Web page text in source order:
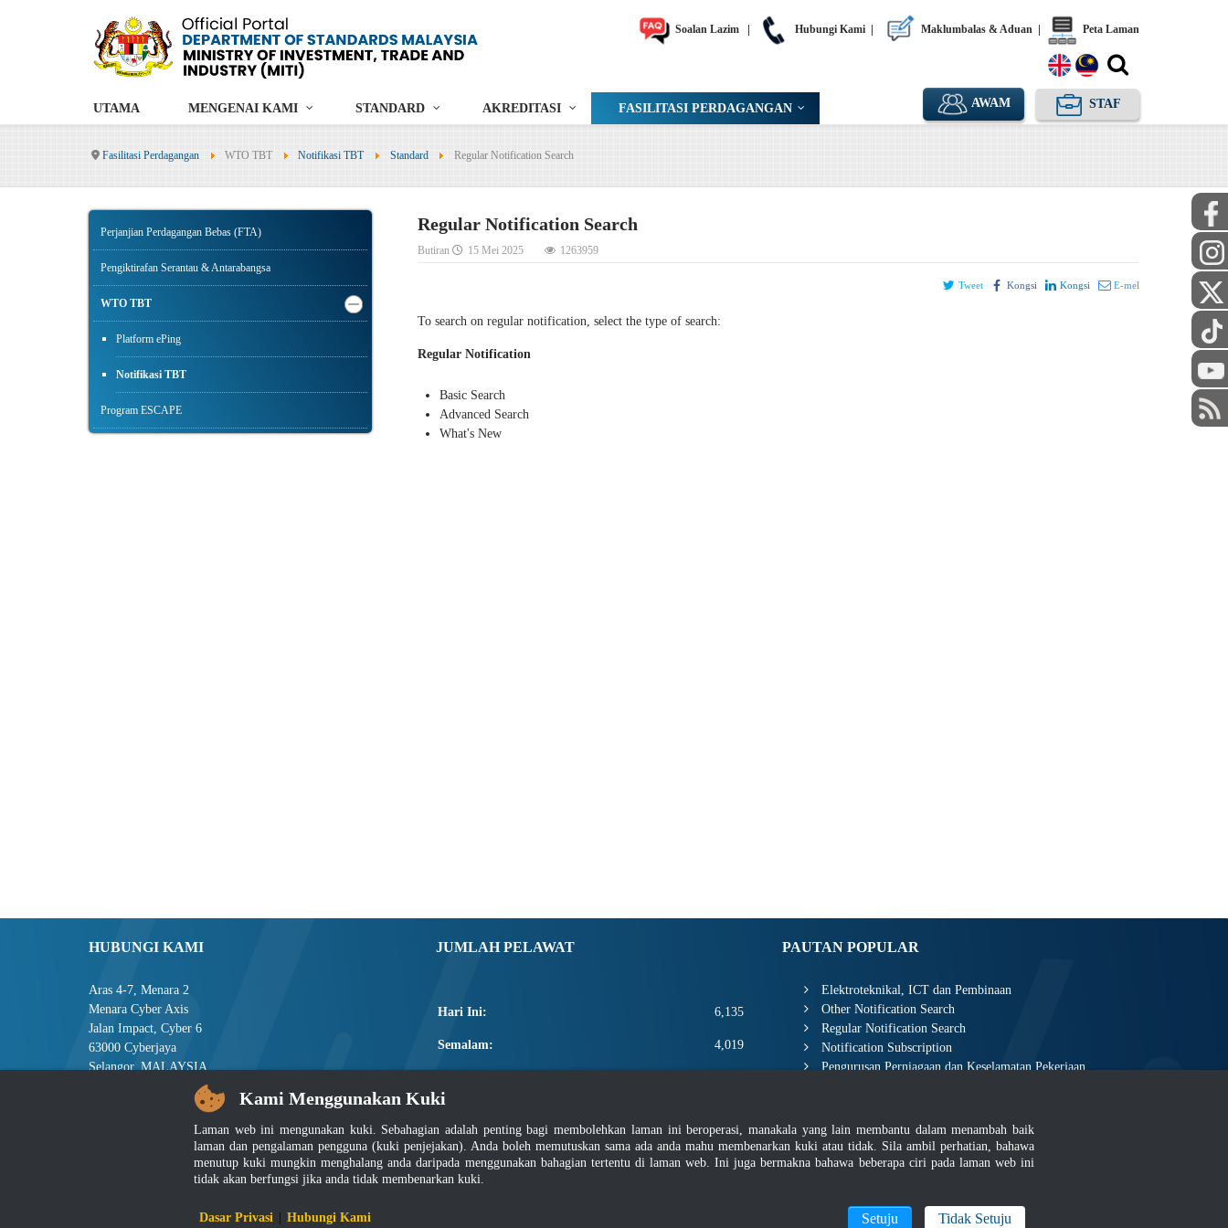
Soalan Lazim Hubungi Kami Maklumbalas & Aduan Peta Laman
UTAMA MENGENAI KAMI STANDARD AKREDITASI FASILITASI PERDAGANGAN AWAM STAF
Fasilitasi Perdagangan WTO TBT Notifikasi TBT Standard Regular Notification Search
Perjanjian Perdagangan Bebas (FTA)
Pengiktirafan Serantau & Antarabangsa
WTO TBT
Platform ePing
Notifikasi TBT
Program ESCAPE
Regular Notification Search
Butiran 15 Mei 2025 1263959
Tweet Kongsi Kongsi E-mel
To search on regular notification, select the type of search:
Regular Notification
Basic Search
Advanced Search
What's New
HUBUNGI KAMI
Aras 4-7, Menara 2
Menara Cyber Axis
Jalan Impact, Cyber 6
63000 Cyberjaya
Selangor, MALAYSIA
Tel : +603-8008 2900
E-mel : central[at]jsm[dot]gov[dot]my
JUMLAH PELAWAT
Hari Ini: 6,135
Semalam: 4,019
Total: 2,667,327
PAUTAN POPULAR
Elektroteknikal, ICT dan Pembinaan
Other Notification Search
Regular Notification Search
Notification Subscription
Pengurusan Perniagaan dan Keselamatan Pekerjaan
Penafian|Dasar Keselamatan
Kami Menggunakan Kuki
Laman web ini mengunakan kuki. Sebahagian adalah penting bagi membolehkan laman ini beroperasi, manakala yang lain membantu dalam menambah baik
laman dan pengalaman pengguna (kuki penjejakan). Anda boleh memutuskan sama ada anda mahu membenarkan kuki atau tidak. Sila ambil perhatian, bahawa
menutup kuki mungkin menghalang anda daripada menggunakan bahagian tertentu di laman web. Ini juga bermakna bahawa beberapa ciri pada laman web ini
tidak akan berfungsi jika anda tidak membenarkan kuki.
Setuju Tidak Setuju
Dasar Privasi Hubungi Kami